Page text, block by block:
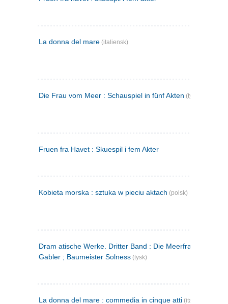
La donna del mare (italiensk)
Die Frau vom Meer : Schauspiel in fünf Akten (tysk)
Fruen fra Havet : Skuespil i fem Akter
Kobieta morska : sztuka w pieciu aktach (polsk)
Dram atische Werke. Dritter Band : Die Meerfrau ; Hedda
Gabler ; Baumeister Solness (tysk)
La donna del mare : commedia in cinque atti (italiensk)